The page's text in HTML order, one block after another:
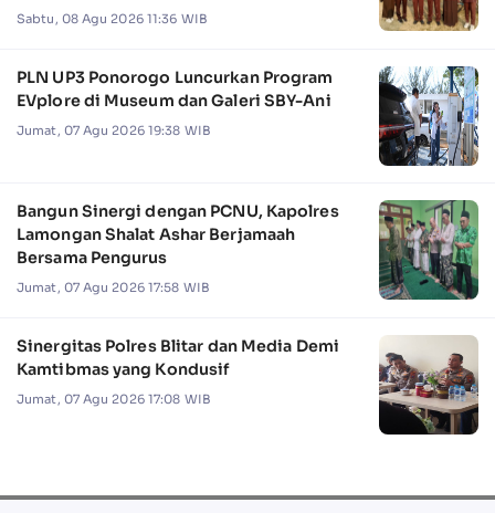
Camat Jabon
Sabtu, 08 Agu 2026 11:36 WIB
PLN UP3 Ponorogo Luncurkan Program
EVplore di Museum dan Galeri SBY-Ani
Jumat, 07 Agu 2026 19:38 WIB
Bangun Sinergi dengan PCNU, Kapolres
Lamongan Shalat Ashar Berjamaah
Bersama Pengurus
Jumat, 07 Agu 2026 17:58 WIB
Sinergitas Polres Blitar dan Media Demi
Kamtibmas yang Kondusif
Jumat, 07 Agu 2026 17:08 WIB